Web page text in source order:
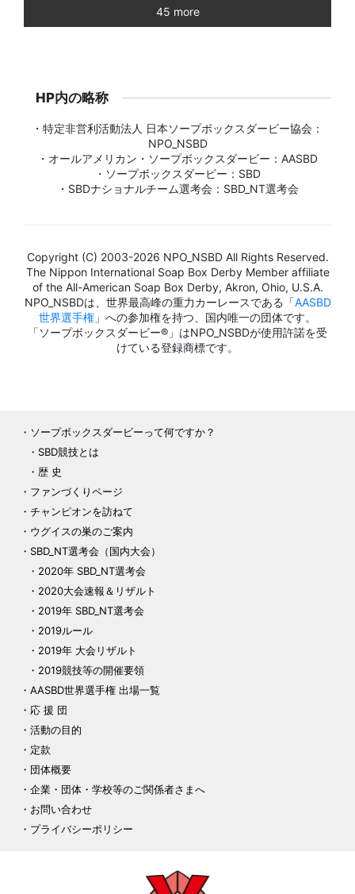
45 more
HP内の略称
・特定非営利活動法人 日本ソープボックスダービー協会：
NPO_NSBD
・オールアメリカン・ソープボックスダービー：AASBD
・ソープボックスダービー：SBD
・SBDナショナルチーム選考会：SBD_NT選考会
Copyright (C) 2003-2026 NPO_NSBD All Rights Reserved.
The Nippon International Soap Box Derby Member affiliate
of the All-American Soap Box Derby, Akron, Ohio, U.S.A.
NPO_NSBDは、世界最高峰の重力カーレースである「AASBD
世界選手権 」への参加権を持つ、国内唯一の団体です。
「ソープボックスダービー®」はNPO_NSBDが使用許諾を受
けている登録商標です。
ソープボックスダービーって何ですか？
SBD競技とは
歴 史
ファンづくりページ
チャンピオンを訪ねて
ウグイスの巣のご案内
SBD_NT選考会（国内大会）
2020年 SBD_NT選考会
2020大会速報＆リザルト
2019年 SBD_NT選考会
2019ルール
2019年 大会リザルト
2019競技等の開催要領
AASBD世界選手権 出場一覧
応 援 団
活動の目的
定款
団体概要
企業・団体・学校等のご関係者さまへ
お問い合わせ
プライバシーポリシー